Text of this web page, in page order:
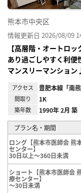
熊本市中央区
情報更新日 2026/08/09
【高層階・オートロ
あり過ごしやすく利
マンスリーマンション
アクセス 豊肥本線「南熊
間取り 1K
築年数 1990年 2月 築
プラン名・期間
ロング【熊本市医師会 熊
センター】
30日以上～360日未満
ショート【熊本市医師会
療センター】
～30日未満